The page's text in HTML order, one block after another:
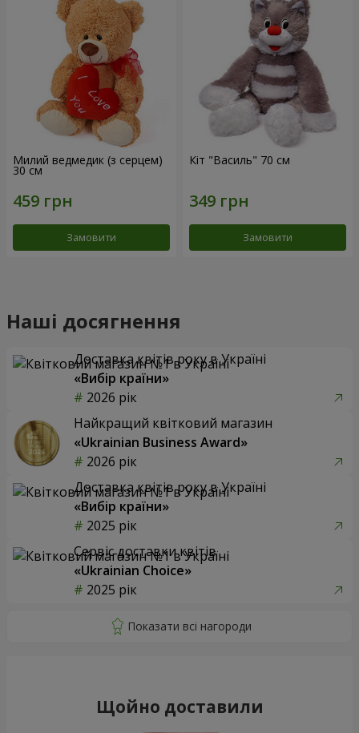
Милий ведмедик (з серцем)
30 см
Замовити
Кіт "Василь" 70 см
Замовити
Наші досягнення
Доставка квітів року в Україні
«Вибір країни»
2026 рік
Найкращий квітковий магазин
«Ukrainian Business Award»
2026 рік
Доставка квітів року в Україні
«Вибір країни»
2025 рік
Сервіс доставки квітів
«Ukrainian Choice»
2025 рік
Щойно доставили